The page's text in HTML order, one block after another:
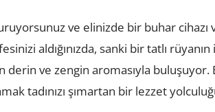
ve elinizde bir buhar cihazı
aldığınızda, sanki bir tatlı rüyanın
derin ve zengin aromasıyla buluşuyor.
tadınızı şımartan bir lezzet